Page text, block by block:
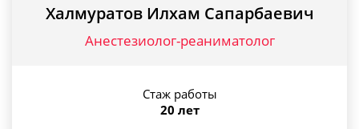
Халмуратов Илхам Сапарбаевич
Анестезиолог-реаниматолог
Стаж работы
20 лет